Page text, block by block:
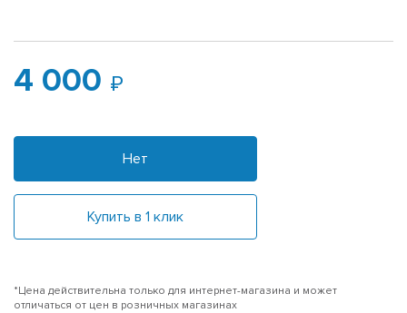
4 000
Нет
Купить в 1 клик
*Цена действительна только для интернет-магазина и может
отличаться от цен в розничных магазинах